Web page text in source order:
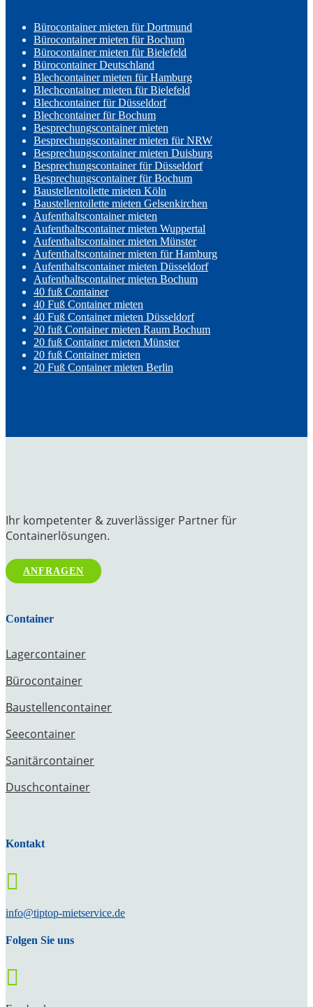
Bürocontainer mieten für Dortmund
Bürocontainer mieten für Bochum
Bürocontainer mieten für Bielefeld
Bürocontainer Deutschland
Blechcontainer mieten für Hamburg
Blechcontainer mieten für Bielefeld
Blechcontainer für Düsseldorf
Blechcontainer für Bochum
Besprechungscontainer mieten
Besprechungscontainer mieten für NRW
Besprechungscontainer mieten Duisburg
Besprechungscontainer für Düsseldorf
Besprechungscontainer für Bochum
Baustellentoilette mieten Köln
Baustellentoilette mieten Gelsenkirchen
Aufenthaltscontainer mieten
Aufenthaltscontainer mieten Wuppertal
Aufenthaltscontainer mieten Münster
Aufenthaltscontainer mieten für Hamburg
Aufenthaltscontainer mieten Düsseldorf
Aufenthaltscontainer mieten Bochum
40 fuß Container
40 Fuß Container mieten
40 Fuß Container mieten Düsseldorf
20 fuß Container mieten Raum Bochum
20 fuß Container mieten Münster
20 fuß Container mieten
20 Fuß Container mieten Berlin
Ihr kompetenter & zuverlässiger Partner für
Containerlösungen.
ANFRAGEN
Container
Lagercontainer
Bürocontainer
Baustellencontainer
Seecontainer
Sanitärcontainer
Duschcontainer
Kontakt

info@tiptop-mietservice.de
Folgen Sie uns
